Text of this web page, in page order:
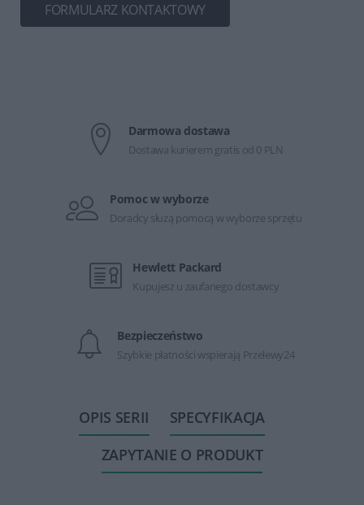
FORMULARZ KONTAKTOWY
Darmowa dostawa
Dostawa kurierem gratis od 0 PLN
Pomoc w wyborze
Doradcy służą pomocą w wyborze sprzętu
Hewlett Packard
Kupujesz u zaufanego dostawcy
Bezpieczeństwo
Szybkie płatności wspierają Przelewy24
OPIS SERII
SPECYFIKACJA
ZAPYTANIE O PRODUKT